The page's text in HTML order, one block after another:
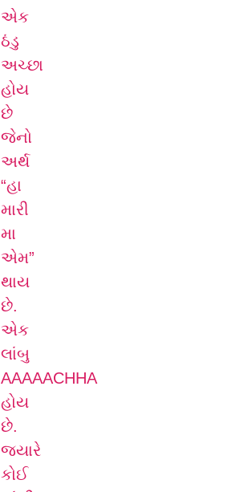
એક
ઠંડુ
અચ્છા
હોય
છે
જેનો
અર્થ
“હા
મારી
મા
એમ”
થાય
છે.
એક
લાંબુ
AAAAACHHA
હોય
છે.
જ્યારે
કોઈ